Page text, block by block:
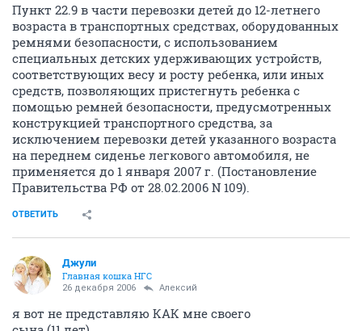
Пункт 22.9 в части перевозки детей до 12-летнего
возраста в транспортных средствах, оборудованных
ремнями безопасности, с использованием
специальных детских удерживающих устройств,
соответствующих весу и росту ребенка, или иных
средств, позволяющих пристегнуть ребенка с
помощью ремней безопасности, предусмотренных
конструкцией транспортного средства, за
исключением перевозки детей указанного возраста
на переднем сиденье легкового автомобиля, не
применяется до 1 января 2007 г. (Постановление
Правительства РФ от 28.02.2006 N 109).
ОТВЕТИТЬ
Джули
Главная кошка НГС
26 декабря 2006 Алексий
я вот не представляю КАК мне своего